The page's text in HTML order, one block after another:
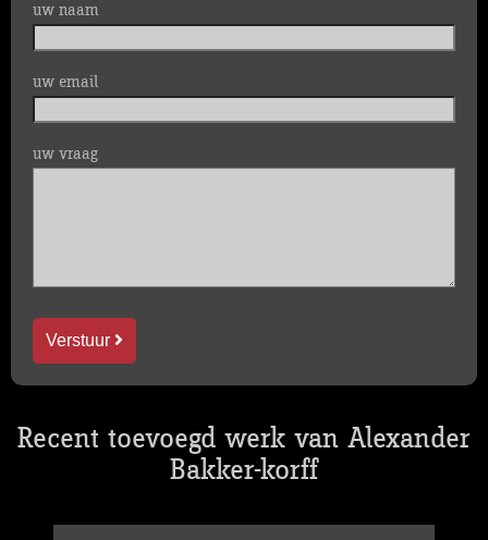
uw naam
uw email
uw vraag
Verstuur
Recent toevoegd werk van Alexander
Bakker-korff